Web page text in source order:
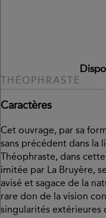
THÉOPHRASTE
Caractères
Cet ouvrage, par sa
sans précédent dans la
Théophraste, dans
imitée par La Bruyère,
avisé et sagace de la
rare don de la vision
singularités extérieures